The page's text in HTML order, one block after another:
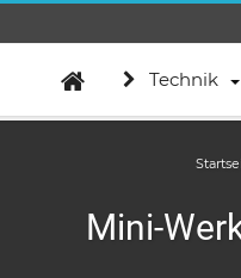
Technik
Mini-